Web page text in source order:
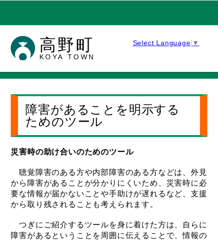
高野町
KOYA TOWN
Select Language ▼
障害があることを明示する
ためのツール
災害時の助け合いのためのツール
聴覚障害のある方や内部障害のある方などは、外見
から障害があることが分かりにくいため、災害時に必
要な情報が届かないことや手助けが遅れるなど、支援
から取り残されることも考えられます。
つぎにご紹介するツールを身に着けた方は、自らに
障害があるということを周囲に伝えることで、情報の